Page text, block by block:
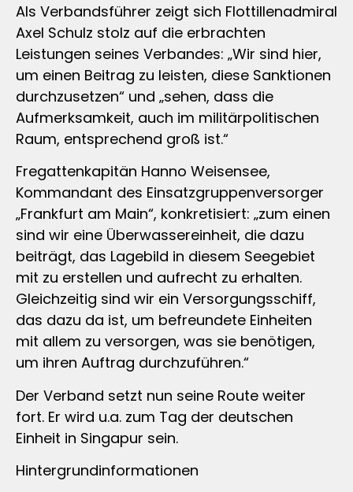
Als Verbandsführer zeigt sich Flottillenadmiral
Axel Schulz stolz auf die erbrachten
Leistungen seines Verbandes: „Wir sind hier,
um einen Beitrag zu leisten, diese Sanktionen
durchzusetzen“ und „sehen, dass die
Aufmerksamkeit, auch im militärpolitischen
Raum, entsprechend groß ist.“
Fregattenkapitän Hanno Weisensee,
Kommandant des Einsatzgruppenversorger
„Frankfurt am Main“, konkretisiert: „zum einen
sind wir eine Überwassereinheit, die dazu
beiträgt, das Lagebild in diesem Seegebiet
mit zu erstellen und aufrecht zu erhalten.
Gleichzeitig sind wir ein Versorgungsschiff,
das dazu da ist, um befreundete Einheiten
mit allem zu versorgen, was sie benötigen,
um ihren Auftrag durchzuführen.“
Der Verband setzt nun seine Route weiter
fort. Er wird u.a. zum Tag der deutschen
Einheit in Singapur sein.
Hintergrundinformationen